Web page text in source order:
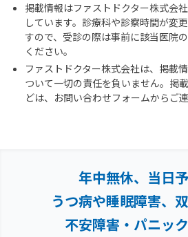
掲載情報はファストドクター株式会
しています。診療科や診察時間が変
すので、受診の際は事前に該当医院
ください。
ファストドクター株式会社は、掲載
ついて一切の責任を負いません。掲
どは、お問い合わせフォームからご
年中無休、当日
うつ病や睡眠障害、
不安障害・パニッ